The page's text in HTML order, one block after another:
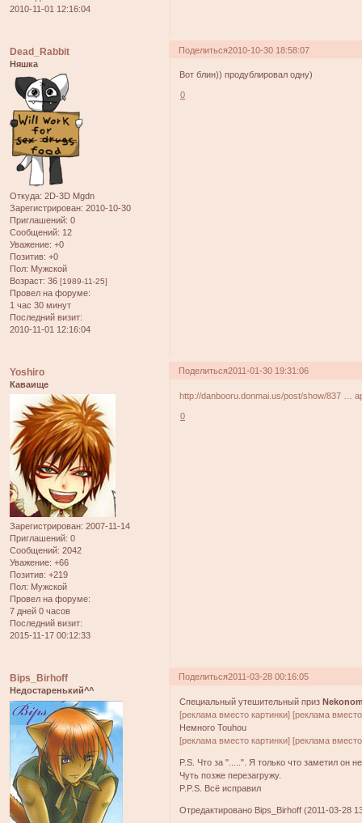
2010-11-01 12:16:04
Поделиться2010-10-30 18:58:07
Dead_Rabbit
Няшка
Откуда: 2D-3D Mgdn
Зарегистрирован: 2010-10-30
Приглашений: 0
Сообщений: 12
Уважение: +0
Позитив: +0
Пол: Мужской
Возраст: 36 [1989-11-25]
Провел на форуме:
1 час 30 минут
Последний визит:
2010-11-01 12:16:04
Вот блин)) продублировал одну)
0
Поделиться2011-01-30 19:31:06
Yoshiro
Каваище
Зарегистрирован: 2007-11-14
Приглашений: 0
Сообщений: 2042
Уважение: +66
Позитив: +219
Пол: Мужской
Провел на форуме:
7 дней 0 часов
Последний визит:
2015-11-17 00:12:33
http://danbooru.donmai.us/post/show/837 …
0
Поделиться2011-03-28 00:16:05
Bips_Birhoff
Недостаренький^^
Специальный утешительный приз
[реклама вместо картинки] [реклама
Немного Touhou
[реклама вместо картинки] [реклама
P.S. Что за ".....". Я только что заметил он
Чуть позже перезагружу.
P.P.S. Всё исправил
Отредактировано Bips_Birhoff (2011-03-28